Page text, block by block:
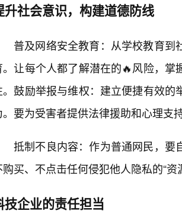
升社会意识，构建道德防线
普及网络安全教育：从学校教育
。让每个人都了解潜在的🔥风险，
。鼓励举报与维权：建立便捷有效
。要为受害者提供法律援助和心理支
抵制不良内容：作为普通网民，要
购买、不点击任何侵犯他人隐私的“
技企业的责任担当